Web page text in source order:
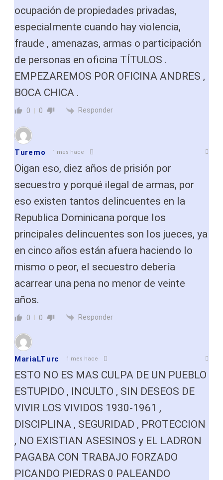
ocupación de propiedades privadas,
especialmente cuando hay violencia,
fraude , amenazas, armas o participación
de personas en oficina TÍTULOS .
EMPEZAREMOS POR OFICINA ANDRES ,
BOCA CHICA .
0 0 Responder
Turemo 1 mes hace
Oigan eso, diez años de prisión por
secuestro y porqué ilegal de armas, por
eso existen tantos delincuentes en la
Republica Dominicana porque los
principales delincuentes son los jueces, ya
en cinco años están afuera haciendo lo
mismo o peor, el secuestro debería
acarrear una pena no menor de veinte
años.
0 0 Responder
MariaLTurc 1 mes hace
ESTO NO ES MAS CULPA DE UN PUEBLO
ESTUPIDO , INCULTO , SIN DESEOS DE
VIVIR LOS VIVIDOS 1930-1961 ,
DISCIPLINA , SEGURIDAD , PROTECCION
, NO EXISTIAN ASESINOS y EL LADRON
PAGABA CON TRABAJO FORZADO
PICANDO PIEDRAS 0 PALEANDO